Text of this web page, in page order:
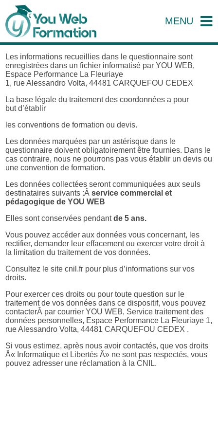
MENU
Les informations recueillies dans le questionnaire sont
enregistrées dans un fichier informatisé par YOU WEB,
Espace Performance La Fleuriaye
1, rue Alessandro Volta, 44481 CARQUEFOU CEDEX
La base légale du traitement des coordonnées a pour
but d’établir
les conventions de formation ou devis.
Les données marquées par un astérisque dans le
questionnaire doivent obligatoirement être fournies. Dans le
cas contraire, nous ne pourrons pas vous établir un devis ou
une convention de formation.
Les données collectées seront communiquées aux seuls
destinataires suivants :Âservice commercial et
pédagogique de YOU WEB
Elles sont conservées pendantde 5 ans.
Vous pouvez accéder aux données vous concernant, les
rectifier, demander leur effacement ou exercer votre droit à
la limitation du traitement de vos données.
Consultez le site cnil.fr pour plus d’informations sur vos
droits.
Pour exercer ces droits ou pour toute question sur le
traitement de vos données dans ce dispositif, vous pouvez
contacterÂ par courrier YOU WEB, Service traitement des
données personnelles, Espace Performance La Fleuriaye 1,
rue Alessandro Volta, 44481 CARQUEFOU CEDEX .
Si vous estimez, après nous avoir contactés, que vos droits
Â« Informatique et Libertés Â» ne sont pas respectés, vous
pouvez adresser une réclamation à la CNIL.